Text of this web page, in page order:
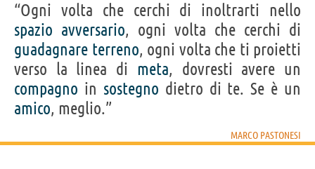
“Ogni volta che cerchi di inoltrarti nello
spazio avversario, ogni volta che cerchi di
guadagnare terreno, ogni volta che ti proietti
verso la linea di meta, dovresti avere un
compagno in sostegno dietro di te. Se è un
amico, meglio.”
MARCO PASTONESI